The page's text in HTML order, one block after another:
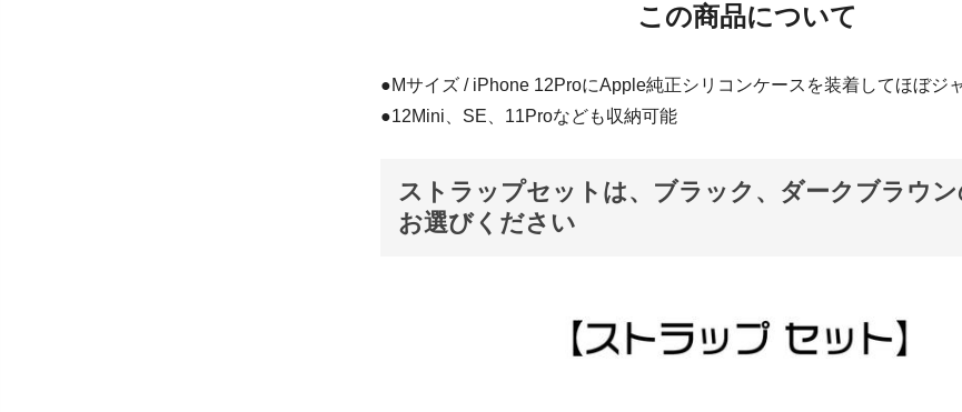
この商品について
●Mサイズ / iPhone 12ProにApple純正シリコンケースを装着してほぼジ
●12Mini、SE、11Proなども収納可能
ストラップセットは、ブラック、ダークブラウン
お選びください